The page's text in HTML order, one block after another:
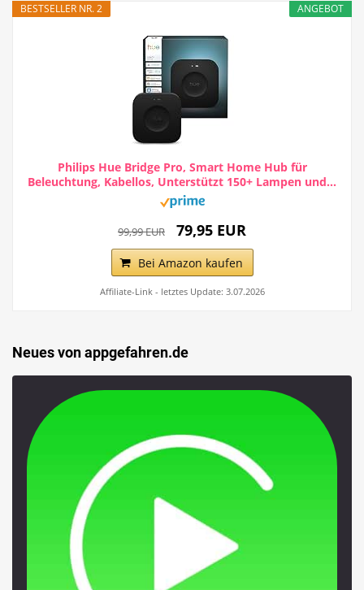
ANGEBOT
BESTSELLER NR. 2
Philips Hue Bridge Pro, Smart Home Hub für
Beleuchtung, Kabellos, Unterstützt 150+ Lampen und...
99,99 EUR 79,95 EUR
Bei Amazon kaufen
Affiliate-Link - letztes Update: 3.07.2026
Neues von appgefahren.de